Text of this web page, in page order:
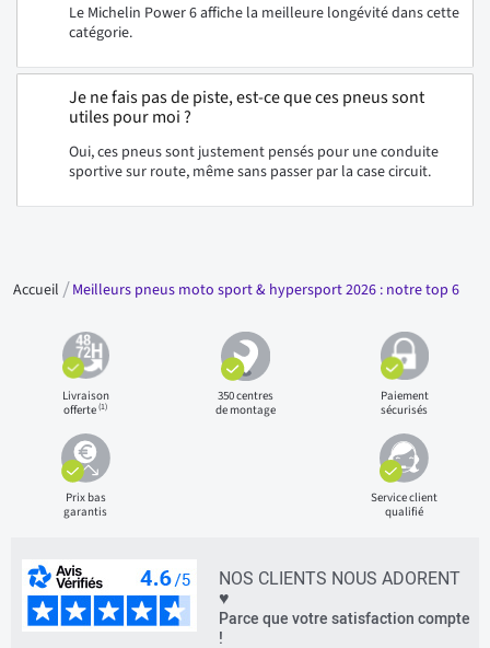
Le Michelin Power 6 affiche la meilleure longévité dans cette
catégorie.
Je ne fais pas de piste, est-ce que ces pneus sont
utiles pour moi ?
Oui, ces pneus sont justement pensés pour une conduite
sportive sur route, même sans passer par la case circuit.
Accueil Meilleurs pneus moto sport & hypersport 2026 : notre top 6
Livraison
offerte(1)
350 centres
de montage
Paiement
sécurisés
Prix bas
garantis
Service client
qualifié
NOS CLIENTS NOUS ADORENT
♥
Parce que votre satisfaction compte
!